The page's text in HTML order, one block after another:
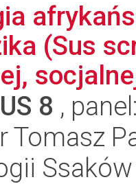
(Sus
8 ,
Tomasz
Ssaków